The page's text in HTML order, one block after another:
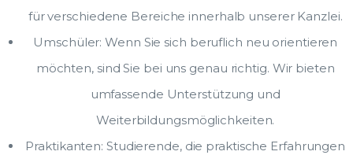
für verschiedene Bereiche innerhalb unserer Kanzlei.
Umschüler: Wenn Sie sich beruflich neu orientieren
möchten, sind Sie bei uns genau richtig. Wir bieten
umfassende Unterstützung und
Weiterbildungsmöglichkeiten.
Praktikanten: Studierende, die praktische Erfahrungen